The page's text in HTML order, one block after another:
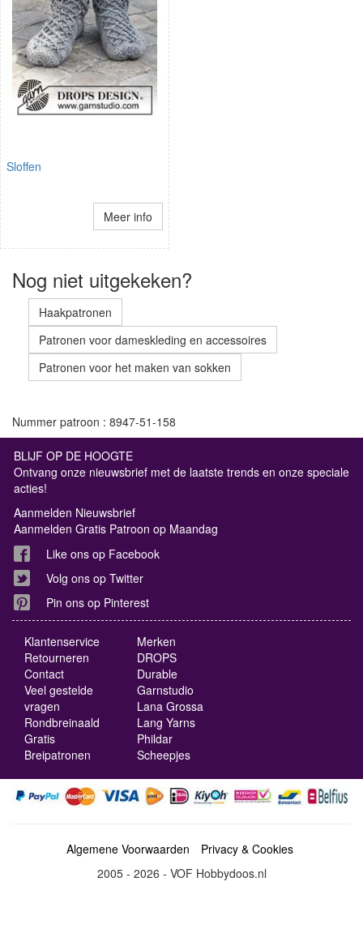
Sloffen
Meer info
Nog niet uitgekeken?
Haakpatronen
Patronen voor dameskleding en accessoires
Patronen voor het maken van sokken
Nummer patroon : 8947-51-158
BLIJF OP DE HOOGTE
Ontvang onze nieuwsbrief met de laatste trends en onze speciale
acties!
Aanmelden Nieuwsbrief
Aanmelden Gratis Patroon op Maandag
Like ons op Facebook
Volg ons op Twitter
Pin ons op Pinterest
Klantenservice
Retourneren
Contact
Veel gestelde
vragen
Rondbreinaald
Gratis
Breipatronen
Merken
DROPS
Durable
Garnstudio
Lana Grossa
Lang Yarns
Phildar
Scheepjes
Algemene Voorwaarden
Privacy & Cookies
2005 - 2026 - VOF Hobbydoos.nl